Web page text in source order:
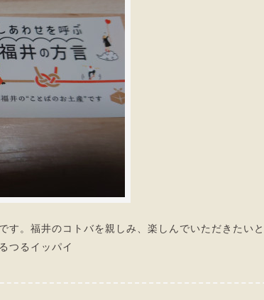
。福井のコトバを親しみ、楽しんでいただきたい
るイッパイ